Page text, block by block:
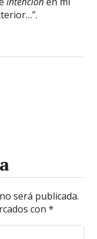
será publicada.
con*